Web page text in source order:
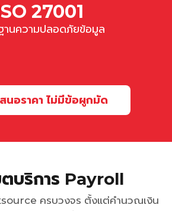
27001
านความปลอดภัยข้อมูล
สนอราคา ไม่มีข้อผูกมัด
ตบริการ Payroll
ครบวงจร ตั้งแต่คำนวณเงิน